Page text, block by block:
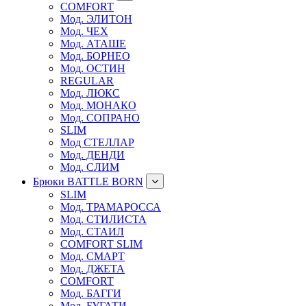
COMFORT
Мод. ЭЛИТОН
Мод. ЧЕХ
Мод. АТАШЕ
Мод. БОРНЕО
Мод. ОСТИН
REGULAR
Мод. ЛЮКС
Мод. МОНАКО
Мод. СОПРАНО
SLIM
Мод СТЕЛЛАР
Мод. ДЕНДИ
Мод. СЛИМ
Брюки BATTLE BORN
SLIM
Мод. ТРАМАРОССА
Мод. СТИЛИСТА
Мод. СТАИЛ
COMFORT SLIM
Мод. СМАРТ
Мод. ДЖЕТА
COMFORT
Мод. БАГГИ